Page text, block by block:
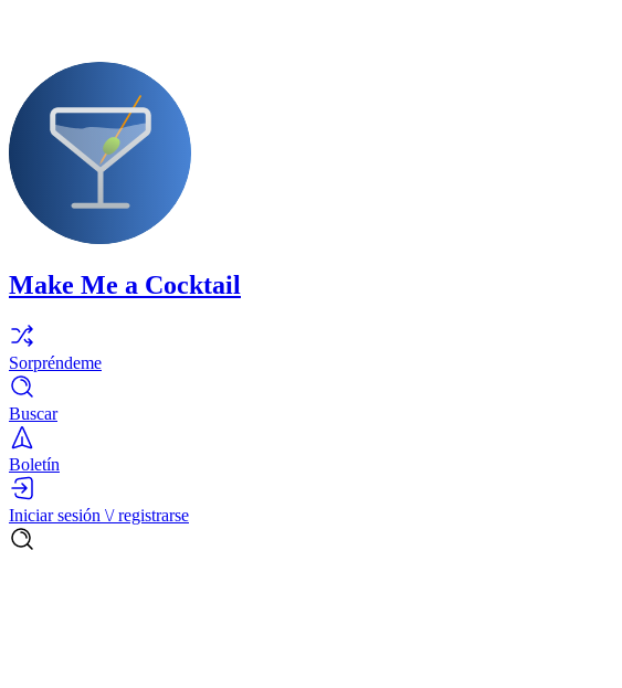
Make Me a Cocktail
Sorpréndeme
Buscar
Boletín
Iniciar sesión \/ registrarse